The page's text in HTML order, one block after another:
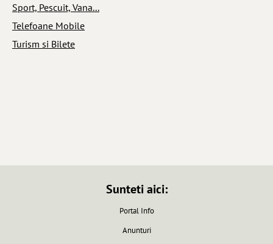
Sport, Pescuit, Vana...
Telefoane Mobile
Turism si Bilete
Sunteti aici:
Portal Info
Anunturi